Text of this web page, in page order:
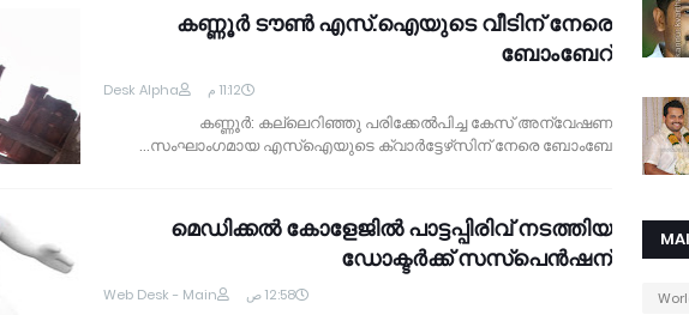
കണ്ണൂര്‍ ടൗണ്‍ എസ്.ഐയുടെ വീടിന് നേരെ
ബോംബേറ്
Desk Alpha 11:12 م
കണ്ണൂർ: കല്ലെറിഞ്ഞു പരിക്കേല്‍പിച്ച കേസ് അന്വേഷണ
സംഘാംഗമായ എസ്‌ഐയുടെ ക്വാര്‍ട്ടേഴ്‌സിന് നേരെ ബോംബേ…
മെഡിക്കല്‍ കോളേജില്‍ പാട്ടപ്പിരിവ് നടത്തിയ
ഡോക്ടര്‍ക്ക് സസ്‌പെന്‍ഷന്‍
Web Desk - Main 12:58 ص